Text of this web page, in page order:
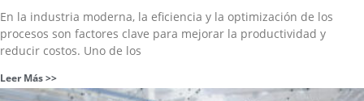
En la industria moderna, la eficiencia y la optimización de los
procesos son factores clave para mejorar la productividad y
reducir costos. Uno de los
Leer Más >>